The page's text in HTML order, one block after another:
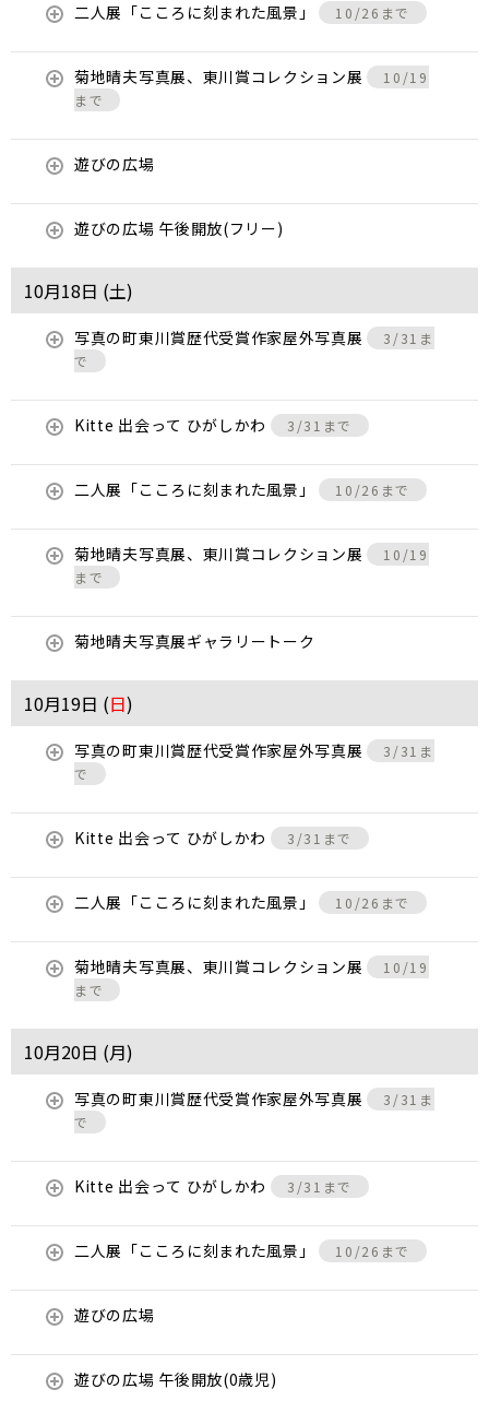
二人展「こころに刻まれた風景」 10/26まで
菊地晴夫写真展、東川賞コレクション展
10/19
まで
遊びの広場
遊びの広場 午後開放(フリー)
10月18日 (土)
写真の町東川賞歴代受賞作家屋外写真展
3/31ま
で
Kitte 出会って ひがしかわ 3/31まで
二人展「こころに刻まれた風景」 10/26まで
菊地晴夫写真展、東川賞コレクション展
10/19
まで
菊地晴夫写真展ギャラリートーク
10月19日 (日)
写真の町東川賞歴代受賞作家屋外写真展
3/31ま
で
Kitte 出会って ひがしかわ 3/31まで
二人展「こころに刻まれた風景」 10/26まで
菊地晴夫写真展、東川賞コレクション展
10/19
まで
10月20日 (月)
写真の町東川賞歴代受賞作家屋外写真展
3/31ま
で
Kitte 出会って ひがしかわ 3/31まで
二人展「こころに刻まれた風景」 10/26まで
遊びの広場
遊びの広場 午後開放(0歳児)